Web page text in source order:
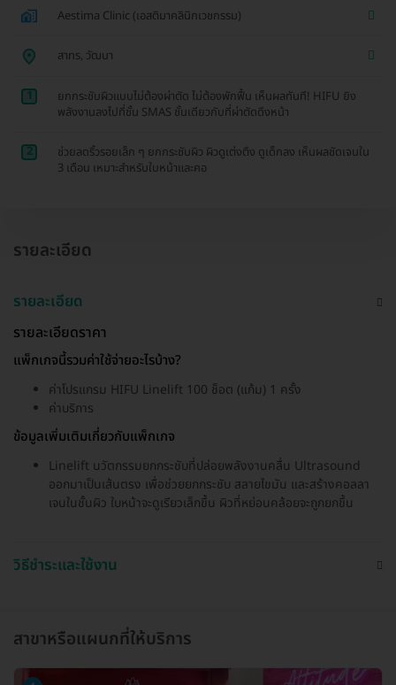
Aestima Clinic (เอสติมาคลินิกเวชกรรม)
สาทร, วัฒนา
1
ยกกระชับผิวแบบไม่ต้องผ่าตัด ไม่ต้องพักฟื้น เห็นผลทันที! HIFU ยิง
พลังงานลงไปที่ชั้น SMAS ชั้นเดียวกับที่ผ่าตัดดึงหน้า
2
ช่วยลดริ้วรอยเล็ก ๆ ยกกระชับผิว ผิวดูเต่งตึง ดูเด็กลง เห็นผลชัดเจนใน
3 เดือน เหมาะสำหรับใบหน้าและคอ
รายละเอียด
รายละเอียด
รายละเอียดราคา
แพ็กเกจนี้รวมค่าใช้จ่ายอะไรบ้าง?
ค่าโปรแกรม HIFU Linelift 100 ช็อต (แก้ม) 1 ครั้ง
ค่าบริการ
ข้อมูลเพิ่มเติมเกี่ยวกับแพ็กเกจ
Linelift นวัตกรรมยกกระชับที่ปล่อยพลังงานคลื่น Ultrasound
ออกมาเป็นเส้นตรง เพื่อช่วยยกกระชับ สลายไขมัน และสร้างคอลลา
เจนในชั้นผิว ใบหน้าจะดูเรียวเล็กขึ้น ผิวที่หย่อนคล้อยจะถูกยกขึ้น
วิธีชำระและใช้งาน
สาขาหรือแผนกที่ให้บริการ